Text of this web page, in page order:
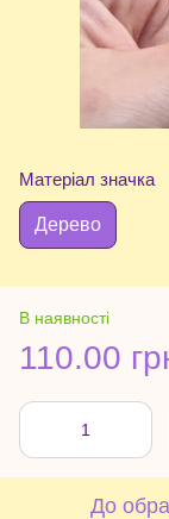
Матеріал значка
Дерево
В наявності
110.00
До